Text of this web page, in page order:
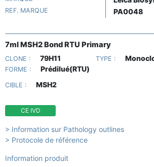
REF. MARQUE PA0048
7ml MSH2 Bond RTU Primary
CLONE : 79H11 TYPE :
FORME : Prédilué(RTU)
CIBLE : MSH2
CE IVD
> Information sur Pathology outlines
> Protocole de référence
Information produit